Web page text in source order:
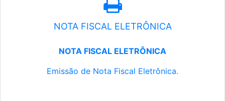
NOTA FISCAL ELETRÔNICA
NOTA FISCAL ELETRÔNICA
Emissão de Nota Fiscal Eletrônica.